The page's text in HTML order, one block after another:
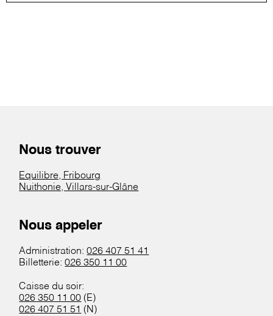
Nous trouver
Equilibre, Fribourg
Nuithonie, Villars-sur-Glâne
Nous appeler
Administration:026 407 51 41
Billetterie:026 350 11 00
Caisse du soir:
026 350 11 00 (E)
026 407 51 51 (N)